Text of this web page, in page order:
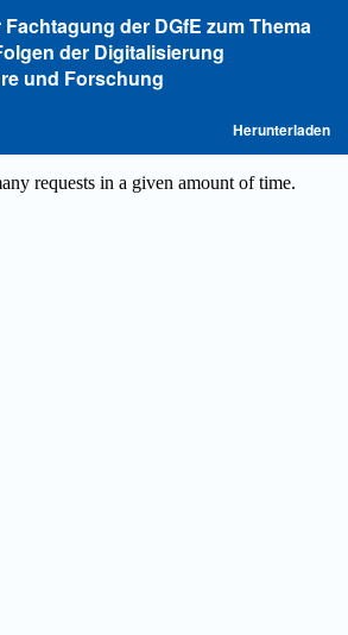
der DGfE zum Thema
der Digitalisierung
und Forschung
Herunterladen